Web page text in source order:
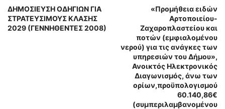
ΔΗΜΟΣΙΕΥΣΗ ΟΔΗΓΙΩΝ ΓΙΑ
ΣΤΡΑΤΕΥΣΙΜΟΥΣ ΚΛΑΣΗΣ
2029 (ΓΕΝΝΗΘΕΝΤΕΣ 2008)
«Προμήθεια ειδών
Αρτοποιείου-
Ζαχαροπλαστείου και
ποτών (εμφιαλομένου
νερού) για τις ανάγκες των
υπηρεσιών του Δήμου»,
Ανοικτός Ηλεκτρονικός
Διαγωνισμός, άνω των
ορίων,προϋπολογισμού
60.140,86€
(συμπεριλαμβανομένου